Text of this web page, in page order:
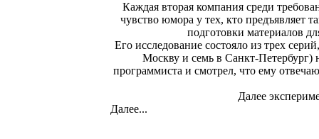
Каждая вторая компания среди
чувство юмора у тех, кто предъявляет
подготовки материалов
Его исследование состояло из трех
Москву и семь в Санкт-Петербург)
программиста и смотрел, что ему
Далее
Далее...